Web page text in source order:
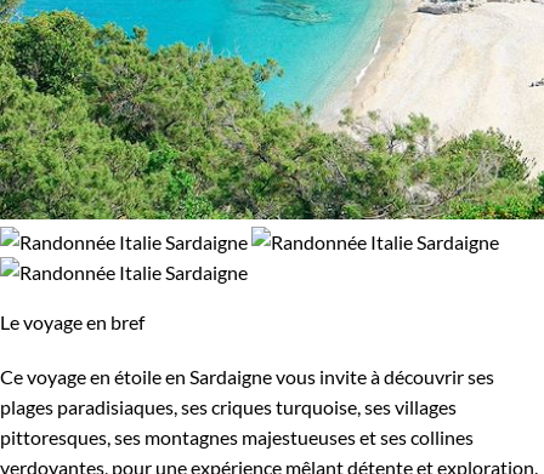
Le voyage en bref
Ce voyage en étoile en Sardaigne vous invite à découvrir ses
plages paradisiaques, ses criques turquoise, ses villages
pittoresques, ses montagnes majestueuses et ses collines
verdoyantes, pour une expérience mêlant détente et exploration.